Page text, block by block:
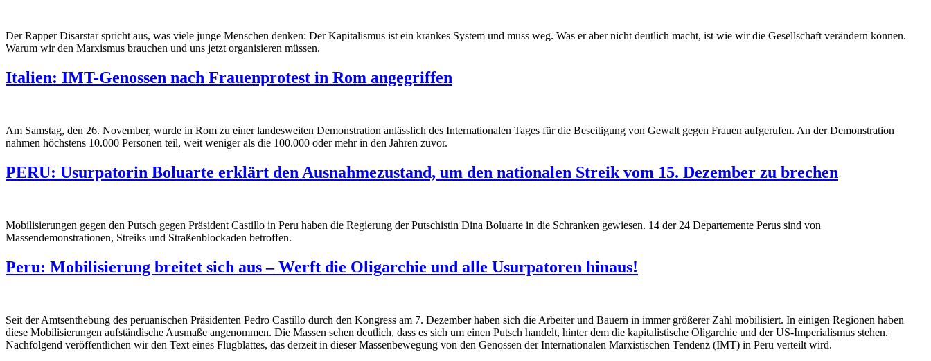
Der Rapper Disarstar spricht aus, was viele junge Menschen denken: Der Kapitalismus ist ein krankes System und muss weg. Was er aber nicht deutlich macht, ist wie wir die Gesellschaft verändern können.
Warum wir den Marxismus brauchen und uns jetzt organisieren müssen.
Italien: IMT-Genossen nach Frauenprotest in Rom angegriffen
Am Samstag, den 26. November, wurde in Rom zu einer landesweiten Demonstration anlässlich des Internationalen Tages für die Beseitigung von Gewalt gegen Frauen aufgerufen. An der Demonstration
nahmen höchstens 10.000 Personen teil, weit weniger als die 100.000 oder mehr in den Jahren zuvor.
PERU: Usurpatorin Boluarte erklärt den Ausnahmezustand, um den nationalen Streik vom 15. Dezember zu brechen
Mobilisierungen gegen den Putsch gegen Präsident Castillo in Peru haben die Regierung der Putschistin Dina Boluarte in die Schranken gewiesen. 14 der 24 Departemente Perus sind von
Massendemonstrationen, Streiks und Straßenblockaden betroffen.
Peru: Mobilisierung breitet sich aus – Werft die Oligarchie und alle Usurpatoren hinaus!
Seit der Amtsenthebung des peruanischen Präsidenten Pedro Castillo durch den Kongress am 7. Dezember haben sich die Arbeiter und Bauern in immer größerer Zahl mobilisiert. In einigen Regionen haben
diese Mobilisierungen aufständische Ausmaße angenommen. Die Massen sehen deutlich, dass es sich um einen Putsch handelt, hinter dem die kapitalistische Oligarchie und der US-Imperialismus stehen.
Nachfolgend veröffentlichen wir den Text eines Flugblattes, das derzeit in dieser Massenbewegung von den Genossen der Internationalen Marxistischen Tendenz (IMT) in Peru verteilt wird.